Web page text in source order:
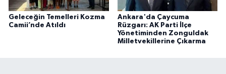
Geleceğin Temelleri Kozma
Camii’nde Atıldı
Ankara'da Çaycuma
Rüzgarı: AK Parti İlçe
Yönetiminden Zonguldak
Milletvekillerine Çıkarma